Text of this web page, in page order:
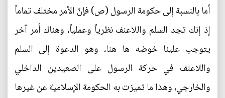
أما بالنسبة إلى حكومة الرسول (ص) فإنّ الأمر مختلف تماماً
إذ إنك تجد السلم واللاعنف نظرياً وعملياً، وهناك أمر آخر
يتوجب علينا خوضه ها هنا، وهو الدعوة إلى السلم
واللاعنف في حركة الرسول على الصعيدين الداخلي
والخارجي، وهذا ما تميزت به الحكومة الإسلامية عن غيرها